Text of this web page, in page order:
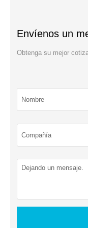
Envíenos un
Obtenga su mejor